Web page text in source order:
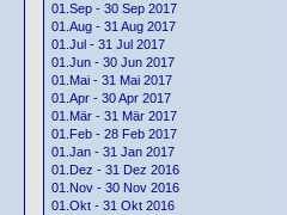
01.Sep - 30 Sep 2017
01.Aug - 31 Aug 2017
01.Jul - 31 Jul 2017
01.Jun - 30 Jun 2017
01.Mai - 31 Mai 2017
01.Apr - 30 Apr 2017
01.Mär - 31 Mär 2017
01.Feb - 28 Feb 2017
01.Jan - 31 Jan 2017
01.Dez - 31 Dez 2016
01.Nov - 30 Nov 2016
01.Okt - 31 Okt 2016